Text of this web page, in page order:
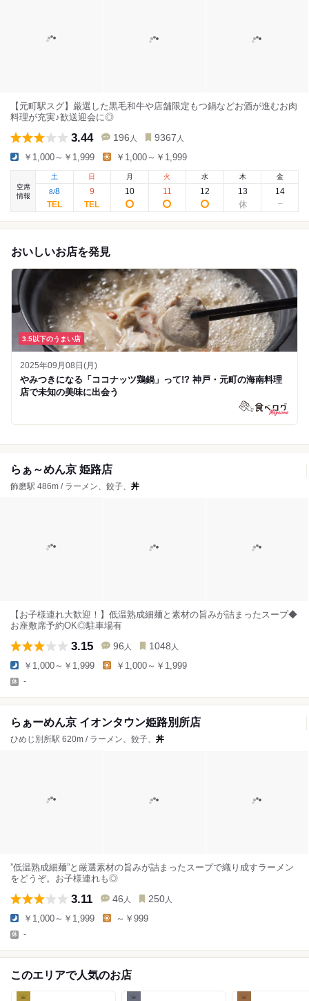
【元町駅スグ】厳選した黒毛和牛や店舗限定もつ鍋などお酒が進むお肉
料理が充実♪歓送迎会に◎
3.44 196 人 9367 人
￥1,000～￥1,999 ￥1,000～￥1,999
空席
情報
土
8/8
日
9
月
10
火
11
水
12
木
13
金
14
おいしいお店を発見
3.5以下のうまい店
2025年09月08日(月)
やみつきになる「ココナッツ鶏鍋」って!? 神戸・元町の海南料理
店で未知の美味に出会う
らぁ～めん京 姫路店
飾磨駅 486m / ラーメン、餃子、 丼
【お子様連れ大歓迎！】低温熟成細麺と素材の旨みが詰まったスープ◆
お座敷席予約OK◎駐車場有
3.15 96 人 1048 人
￥1,000～￥1,999 ￥1,000～￥1,999
-
らぁーめん京 イオンタウン姫路別所店
ひめじ別所駅 620m / ラーメン、餃子、 丼
”低温熟成細麺”と厳選素材の旨みが詰まったスープで織り成すラーメン
をどうぞ。お子様連れも◎
3.11 46 人 250 人
￥1,000～￥1,999 ～￥999
-
このエリアで人気のお店